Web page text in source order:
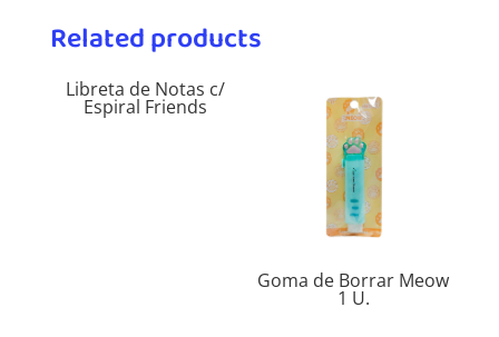
Related products
Libreta de Notas c/
Espiral Friends
Goma de Borrar Meow
1 U.